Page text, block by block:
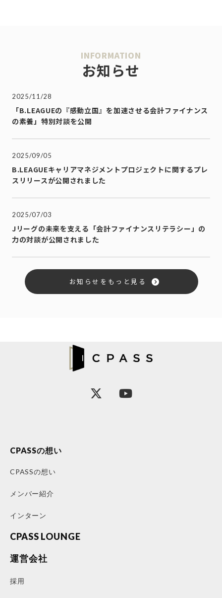
INFORMATION
お知らせ
2025/11/28
「B.LEAGUEの『感動立国』を加速させる会計ファイナンス
の素養」特別対談を公開
2025/09/05
B.LEAGUEキャリアマネジメントプロジェクトに関するプレ
スリリースが公開されました
2025/07/03
Jリーグの未来を支える「会計ファイナンスリテラシー」の
力の対談が公開されました
お知らせをもっと見る
CPASSの想い
CPASSの想い
メンバー紹介
インターン
CPASS LOUNGE
運営会社
採用